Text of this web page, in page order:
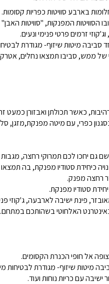
בחדר הרחצה המפנק תמצאו
פינתי חדיש, ושירותים. שם גם יחכו
רחצה, מגבות איכותיות חלוקי
האלחוטי בשהותכם במתחם.
עם כריות נוחות ועוד.